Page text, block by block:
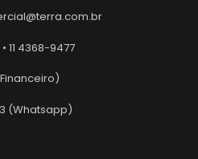
11 4368-9477
(Whatsapp)